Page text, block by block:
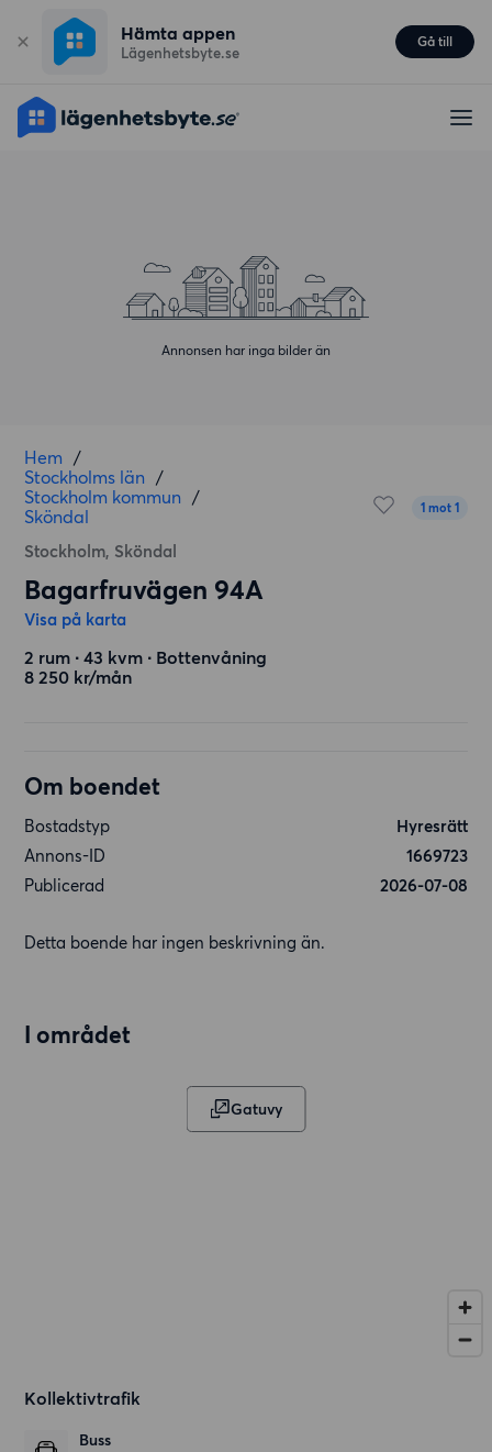
Hämta appen
Lägenhetsbyte.se
Gå till
Annonsen har inga bilder än
Hem /
Stockholms län /
Stockholm kommun /
Sköndal
Stockholm, Sköndal
1 mot 1
Bagarfruvägen 94A
Visa på karta
2 rum ∙ 43 kvm ∙ Bottenvåning
8 250 kr/mån
Om boendet
Bostadstyp
Hyresrätt
Annons-ID
1669723
Publicerad
2026-07-08
Detta boende har ingen beskrivning än.
I området
Gatuvy
Kollektivtrafik
Buss